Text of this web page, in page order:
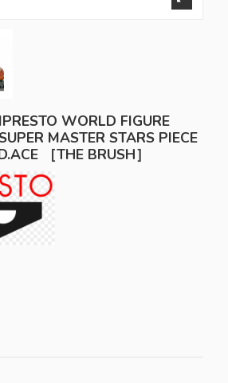
WORLD FIGURE
MASTER STARS PIECE
［THE BRUSH］